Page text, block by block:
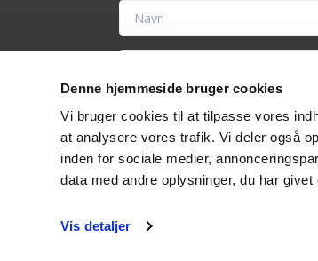
Denne hjemmeside bruger cookies
Vi bruger cookies til at tilpasse vores
at analysere vores trafik. Vi deler også
inden for sociale medier,
data med andre oplysninger, du har
Vis detaljer
Navn
tilbehør og vedligeholdelse hertil via e-
nyhedsmail eller ved at kontakte os på
analyseværktøjer til at optimere
rettigheder i vores
privatlivspolitik